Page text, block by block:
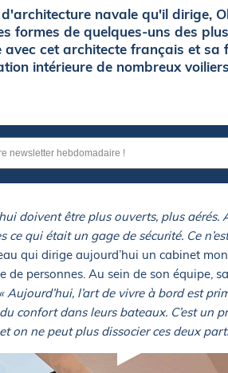
navale qu'il dirige,
formes de quelques-uns des
avec cet architecte français et sa
intérieure de nombreux
doivent être plus ouverts, plus
ce qui était un gage de sécurité. Ce
qui dirige aujourd’hui un cabinet
de personnes. Au sein de son équipe,
« Aujourd’hui, l’art de vivre à bord est
confort dans leurs bateaux. C’est un
on ne peut plus dissocier ces deux